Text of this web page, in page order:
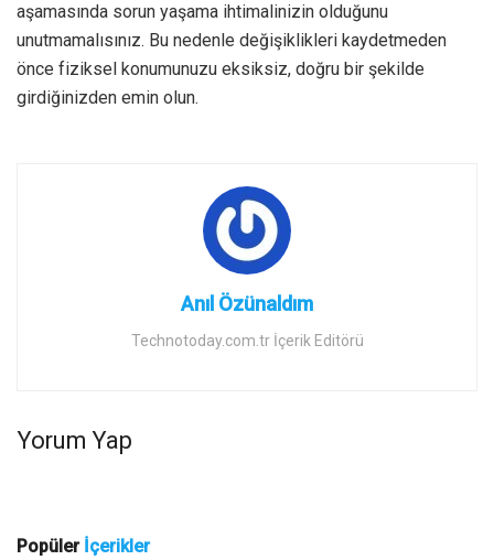
aşamasında sorun yaşama ihtimalinizin olduğunu
unutmamalısınız. Bu nedenle değişiklikleri kaydetmeden
önce fiziksel konumunuzu eksiksiz, doğru bir şekilde
girdiğinizden emin olun.
Anıl Özünaldım
Technotoday.com.tr İçerik Editörü
Yorum Yap
Popüler İçerikler